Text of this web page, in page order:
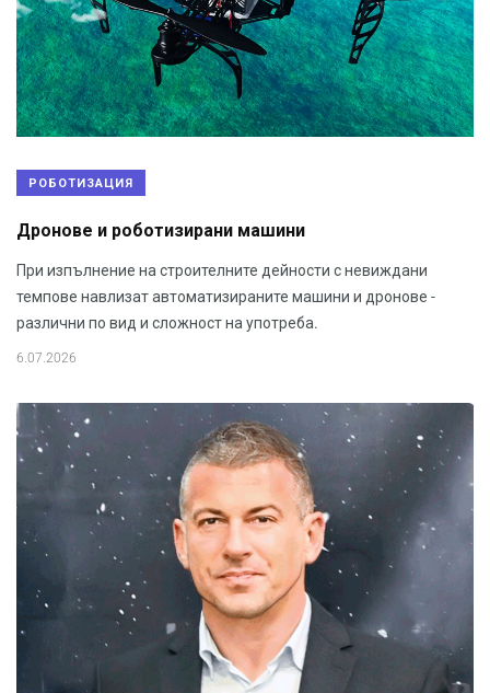
РОБОТИЗАЦИЯ
Дронове и роботизирани машини
При изпълнение на строителните дейности с невиждани
темпове навлизат автоматизираните машини и дронове -
различни по вид и сложност на употреба.
6.07.2026